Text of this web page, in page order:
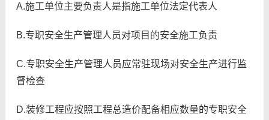
A.施工单位主要负责人是指施工单位法定代表人
B.专职安全生产管理人员对项目的安全施工负责
C.专职安全生产管理人员应常驻现场对安全生产进行监
督检查
D.装修工程应按照工程总造价配备相应数量的专职安全